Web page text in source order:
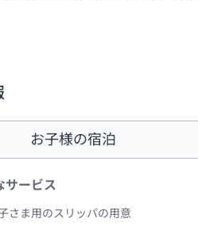
お子様の宿泊
サービス
さま用のスリッパの用意